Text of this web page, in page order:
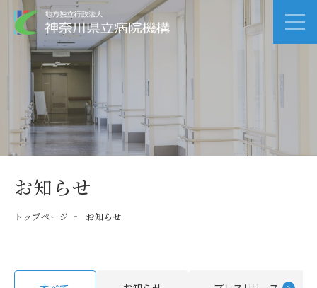
お知らせ
トップページ お知らせ